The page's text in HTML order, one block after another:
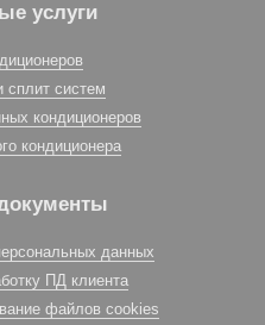
услуги
сплит систем
кондиционеров
кондиционера
данных
ПД клиента
файлов cookies